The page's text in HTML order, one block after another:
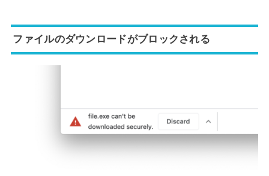
ファイルのダウンロードがブロックされる